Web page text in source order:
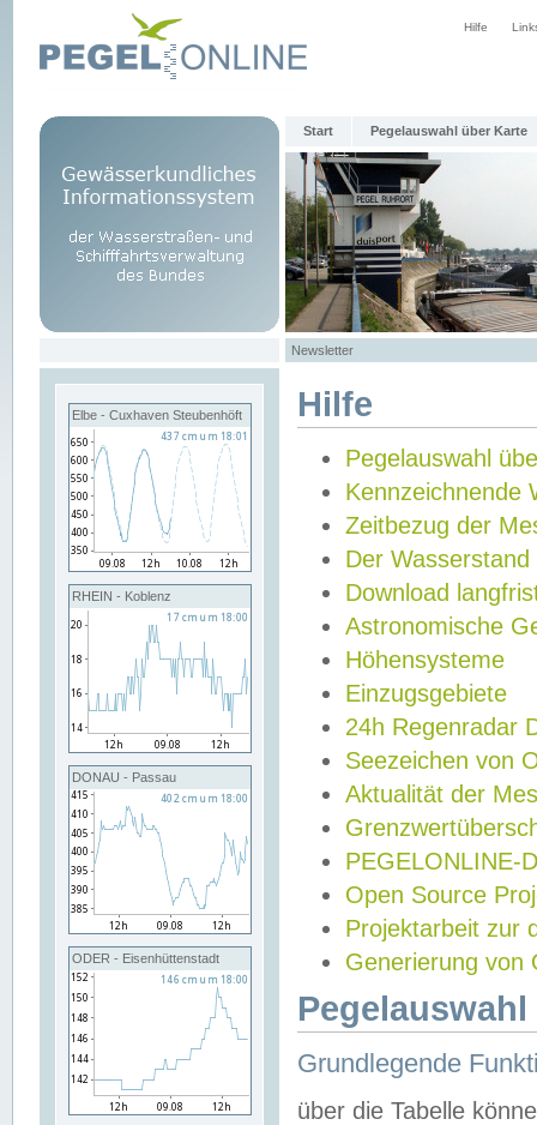
Hilfe
Start Pegelauswahl über Karte
Newsletter
Elbe - Cuxhaven Steubenhöft
RHEIN - Koblenz
DONAU - Passau
ODER - Eisenhüttenstadt
Hilfe
Pegelauswahl
Kennzeichnende
Zeitbezug der
Der Wasserstand
Download
Astronomische
Höhensysteme
Einzugsgebiete
24h Regenradar
Seezeichen von
Aktualität der
PEGELONLINE-
Open Source
Projektarbeit zur
Generierung von
Grundlegende
über die Tabelle